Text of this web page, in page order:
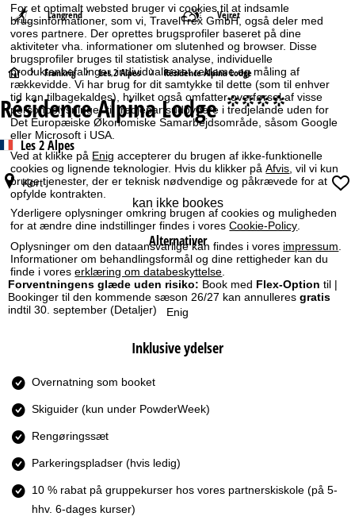
For et optimalt websted bruger vi cookies til at indsamle
brugsinformationer, som vi, TravelTrex GmbH, også deler med
vores partnere. Der oprettes brugsprofiler baseret på dine
aktiviteter vha. informationer om slutenhed og browser. Disse
brugsprofiler bruges til statistisk analyse, individuelle
produktanbefalinger, individualiseret reklame og måling af
rækkevidde. Vi har brug for dit samtykke til dette (som til enhver
tid kan tilbagekaldes), hvilket også omfatter overførsel af visse
personoplysninger til tredjepartsudbydere i tredjelande uden for
Det Europæiske Økonomiske Samarbejdsområde, såsom Google
eller Microsoft i USA.
Ved at klikke på Enig accepterer du brugen af ikke-funktionelle
cookies og lignende teknologier. Hvis du klikker påAfvis , vil vi kun
bruge tjenester, der er teknisk nødvendige og påkrævede for at
opfylde kontrakten.
Yderligere oplysninger omkring brugen af cookies og muligheden
for at ændre dine indstillinger findes i voresCookie-Policy
Oplysninger om den dataansvarlige kan findes i vores impressum
Informationer om behandlingsformål og dine rettigheder kan du
finde i voreserklæring om databeskyttelse
Enig
Langrend Vejret
S
t
a
r
t
i
d
Frankrig Les 2 Alpes Résidence Alpina Lodge
Résidence Alpina Lodge °°°°
Les 2 Alpes
Kort
kan ikke bookes
Alternativer
Forventningens glæde uden risiko: Book med Flex-Option til |
Bookinger til den kommende sæson 26/27 kan annulleres gratis
indtil 30. september (Detaljer)
Inklusive ydelser
Overnatning som booket
Skiguider (kun under PowderWeek)
Rengøringssæt
Parkeringspladser (hvis ledig)
10 % rabat på gruppekurser hos vores partnerskiskole (på 5-
hhv. 6-dages kurser)